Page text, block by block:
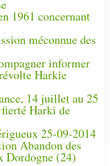
1961 concernant
méconnue des
informer
Harkie
14 juillet au 25
Harki de
25-09-2014
Abandon des
Dordogne (24)